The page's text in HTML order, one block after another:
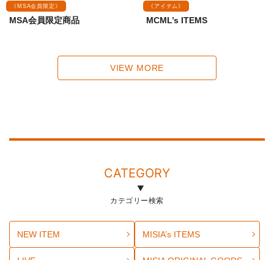
《MSA会員限定》
MSA会員限定商品
《アイテム》
MCML’s ITEMS
VIEW MORE
CATEGORY
カテゴリー検索
NEW ITEM MISIA’s ITEMS